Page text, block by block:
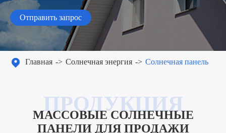
Отправить запрос
 Главная Солнечная энергия Солнечная панель
МАССОВЫЕ СОЛНЕЧНЫЕ
ПАНЕЛИ ДЛЯ ПРОДАЖИ